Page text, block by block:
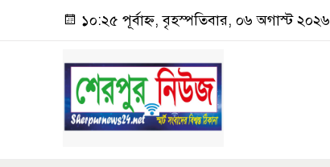
১০:২৫ পূর্বাহ্ন, বৃহস্পতিবার, ০৬ অগাস্ট ২০২৬